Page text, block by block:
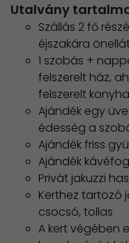
Utalvány
Szállás 2 fő
éjszakára
1 szobás +
felszerelt ház,
felszerelt
Ajándék egy
édesség a
Ajándék friss
Ajándék
Privát jakuzzi
Kerthez tartozó
csocsó, tollas
A kert végében